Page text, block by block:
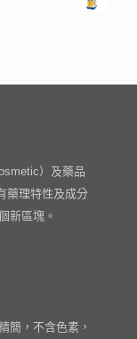
）及藥品
藥理特性及成分
新區塊。
簡，不含色素，